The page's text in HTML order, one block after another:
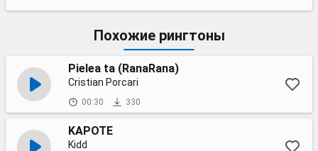
Похожие рингтоны
Pielea ta (RanaRana)
Cristian Porcari
00:30 330
KAPOTE
Kidd